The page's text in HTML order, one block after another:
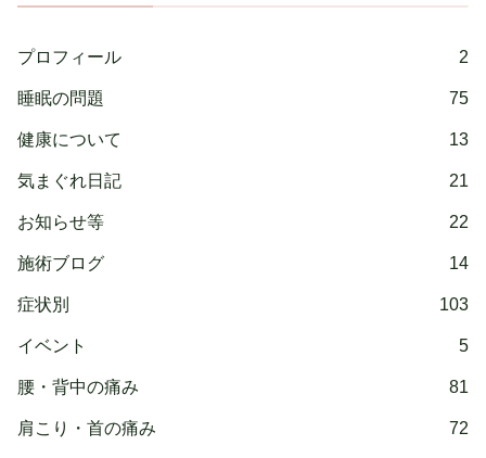
プロフィール 2
睡眠の問題 75
健康について 13
気まぐれ日記 21
お知らせ等 22
施術ブログ 14
症状別 103
イベント 5
腰・背中の痛み 81
肩こり・首の痛み 72